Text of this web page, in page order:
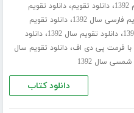
،دانلود تقویم،دانلود تقویم
فارسی سال 1392 ،دانلود تقویم
،دانلود تقویم سال 1392 ،دانلود
،دانلود تقویم سال
سال 1392
دانلود کتاب